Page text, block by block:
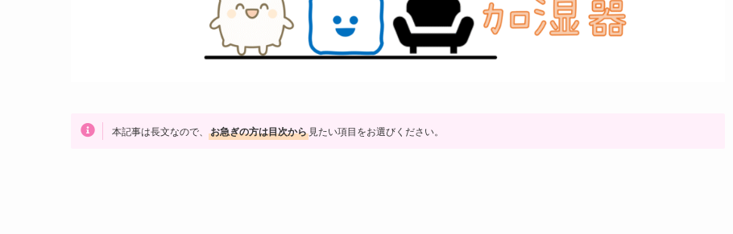
本記事は長文なので、 お急ぎの方は目次から 見たい項目をお選びください。